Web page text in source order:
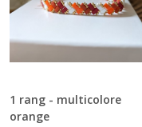
1 rang - multicolore
orange